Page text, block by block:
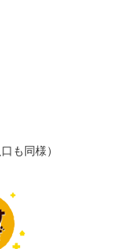
も同様）